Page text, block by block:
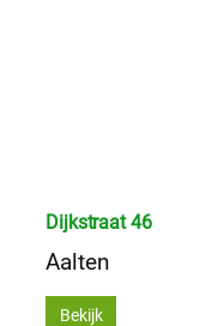
Dijkstraat 46
Aalten
Bekijk